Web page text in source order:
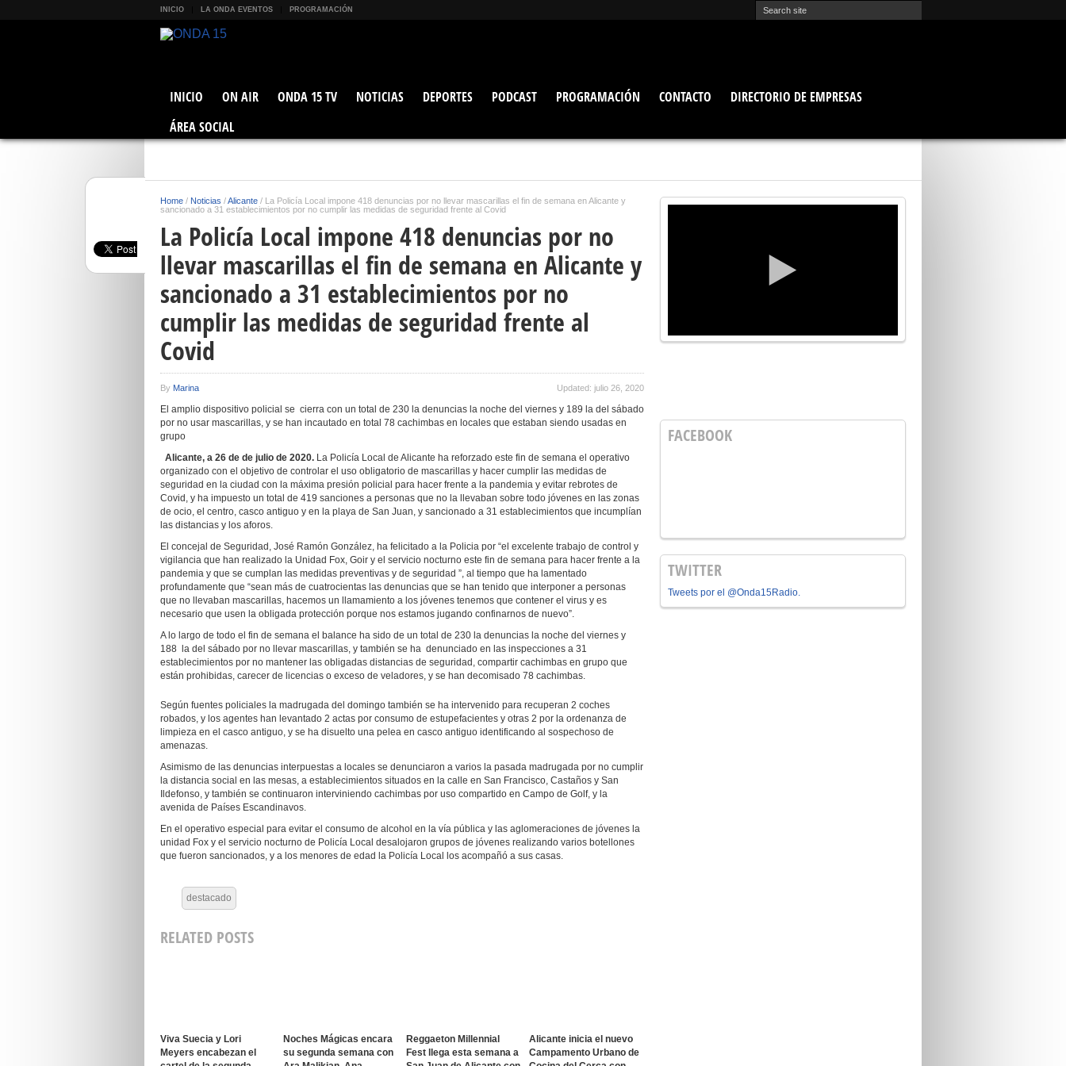
INICIO LA ONDA EVENTOS PROGRAMACIÓN
INICIO ON AIR ONDA 15 TV NOTICIAS DEPORTES PODCAST PROGRAMACIÓN CONTACTO
DIRECTORIO DE EMPRESAS
ÁREA SOCIAL
Home / Noticias /Alicante / La Policía Local impone 418 denuncias por no llevar mascarillas el fin de semana en Alicante y
sancionado a 31 establecimientos por no cumplir las medidas de seguridad frente al Covid
La Policía Local impone 418 denuncias por no
llevar mascarillas el fin de semana en Alicante y
sancionado a 31 establecimientos por no
cumplir las medidas de seguridad frente al
Covid
By Marina Updated: julio 26, 2020
El amplio dispositivo policial se cierra con un total de 230 la denuncias la noche del viernes y 189 la del sábado
por no usar mascarillas, y se han incautado en total 78 cachimbas en locales que estaban siendo usadas en
grupo
Alicante, a 26 de de julio de 2020. La Policía Local de Alicante ha reforzado este fin de semana el operativo
organizado con el objetivo de controlar el uso obligatorio de mascarillas y hacer cumplir las medidas de
seguridad en la ciudad con la máxima presión policial para hacer frente a la pandemia y evitar rebrotes de
Covid, y ha impuesto un total de 419 sanciones a personas que no la llevaban sobre todo jóvenes en las zonas
de ocio, el centro, casco antiguo y en la playa de San Juan, y sancionado a 31 establecimientos que incumplían
las distancias y los aforos.
El concejal de Seguridad, José Ramón González, ha felicitado a la Policia por “el excelente trabajo de control y
vigilancia que han realizado la Unidad Fox, Goir y el servicio nocturno este fin de semana para hacer frente a la
pandemia y que se cumplan las medidas preventivas y de seguridad ”, al tiempo que ha lamentado
profundamente que “sean más de cuatrocientas las denuncias que se han tenido que interponer a personas
que no llevaban mascarillas, hacemos un llamamiento a los jóvenes tenemos que contener el virus y es
necesario que usen la obligada protección porque nos estamos jugando confinarnos de nuevo”.
A lo largo de todo el fin de semana el balance ha sido de un total de 230 la denuncias la noche del viernes y
188 la del sábado por no llevar mascarillas, y también se ha denunciado en las inspecciones a 31
establecimientos por no mantener las obligadas distancias de seguridad, compartir cachimbas en grupo que
están prohibidas, carecer de licencias o exceso de veladores, y se han decomisado 78 cachimbas.
Según fuentes policiales la madrugada del domingo también se ha intervenido para recuperan 2 coches
robados, y los agentes han levantado 2 actas por consumo de estupefacientes y otras 2 por la ordenanza de
limpieza en el casco antiguo, y se ha disuelto una pelea en casco antiguo identificando al sospechoso de
amenazas.
Asimismo de las denuncias interpuestas a locales se denunciaron a varios la pasada madrugada por no cumplir
la distancia social en las mesas, a establecimientos situados en la calle en San Francisco, Castaños y San
Ildefonso, y también se continuaron interviniendo cachimbas por uso compartido en Campo de Golf, y la
avenida de Países Escandinavos.
En el operativo especial para evitar el consumo de alcohol en la vía pública y las aglomeraciones de jóvenes la
unidad Fox y el servicio nocturno de Policía Local desalojaron grupos de jóvenes realizando varios botellones
que fueron sancionados, y a los menores de edad la Policía Local los acompañó a sus casas.
destacado
RELATED POSTS
Viva Suecia y Lori
Meyers encabezan el
Noches Mágicas encara
su segunda semana con
Reggaeton Millennial
Fest llega esta semana a
Alicante inicia el nuevo
Campamento Urbano de
FACEBOOK
TWITTER
Tweets por el @Onda15Radio.